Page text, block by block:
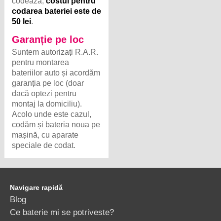
codarea bateriei este de
50 lei.
Garanție pe loc
Suntem autorizați R.A.R.
pentru montarea
bateriilor auto și acordăm
garanția pe loc (doar
dacă optezi pentru
montaj la domiciliu).
Acolo unde este cazul,
codăm și bateria noua pe
mașină, cu aparate
speciale de codat.
Navigare rapidă
Blog
Ce baterie mi se potriveste?